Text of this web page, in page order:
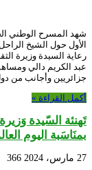
الأول حول الشيخ
رعاية السيدة وزيرة
عبد الكريم دالي
جزائريين وأجانب من
أكمل القراءة »
تَهنئة السّيدة
بمنَاسَبة اليوم
27 مارس، 2024 366